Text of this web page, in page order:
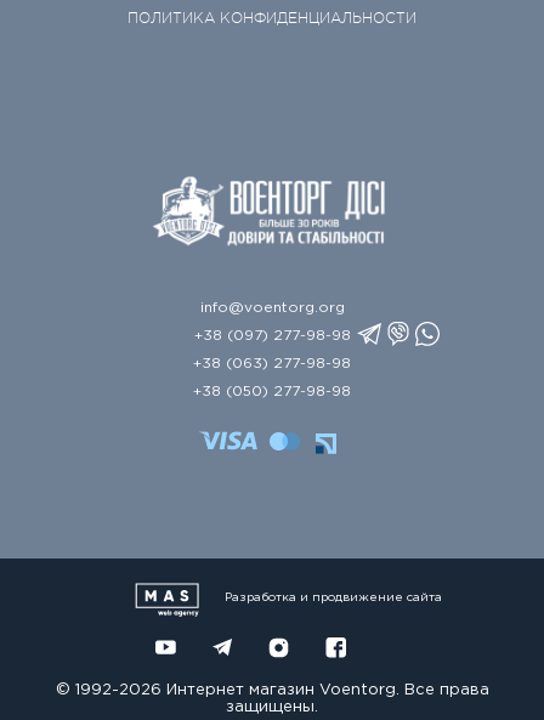
ПОЛИТИКА КОНФИДЕНЦИАЛЬНОСТИ
info@voentorg.org
+38 (097) 277-98-98
+38 (063) 277-98-98
+38 (050) 277-98-98
© 1992-2026 Интернет магазин Voentorg. Все права
защищены.
Разработка и продвижение сайта